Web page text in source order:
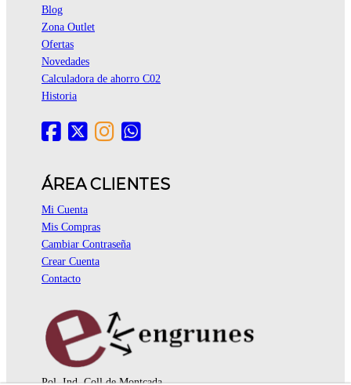
Blog
Zona Outlet
Ofertas
Novedades
Calculadora de ahorro C02
Historia
ÁREA CLIENTES
Mi Cuenta
Mis Compras
Cambiar Contraseña
Crear Cuenta
Contacto
Pol. Ind. Coll de Montcada